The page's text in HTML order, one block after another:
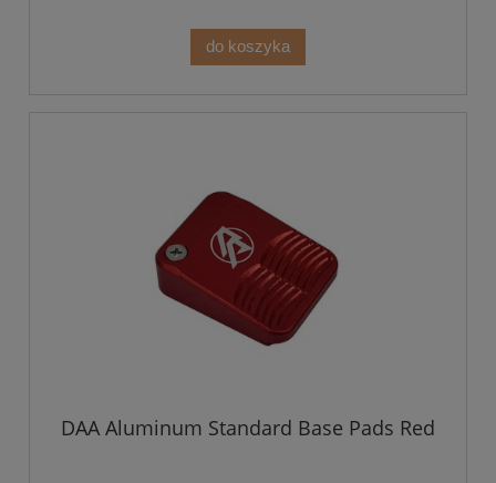
do koszyka
DAA Aluminum Standard Base Pads Red